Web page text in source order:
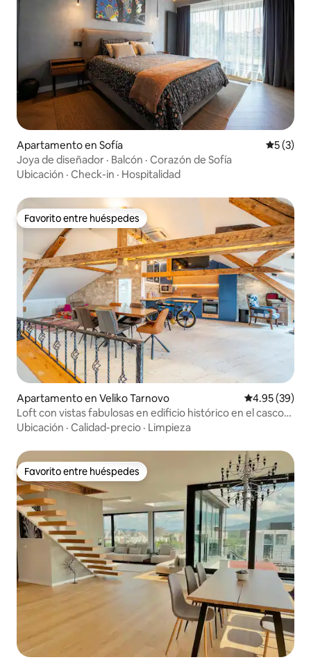
Apartamento en Sofía
5 (3)
Joya de diseñador · Balcón · Corazón de Sofía
Ubicación · Check-in · Hospitalidad
Favorito entre huéspedes
Favorito entre huéspedes
Apartamento en Veliko Tarnovo Calificación
4.95 (39)
Loft con vistas fabulosas en edificio histórico en el casco
antiguo de Tarnovo
Ubicación · Calidad-precio · Limpieza
Favorito entre huéspedes
Favorito entre huéspedes